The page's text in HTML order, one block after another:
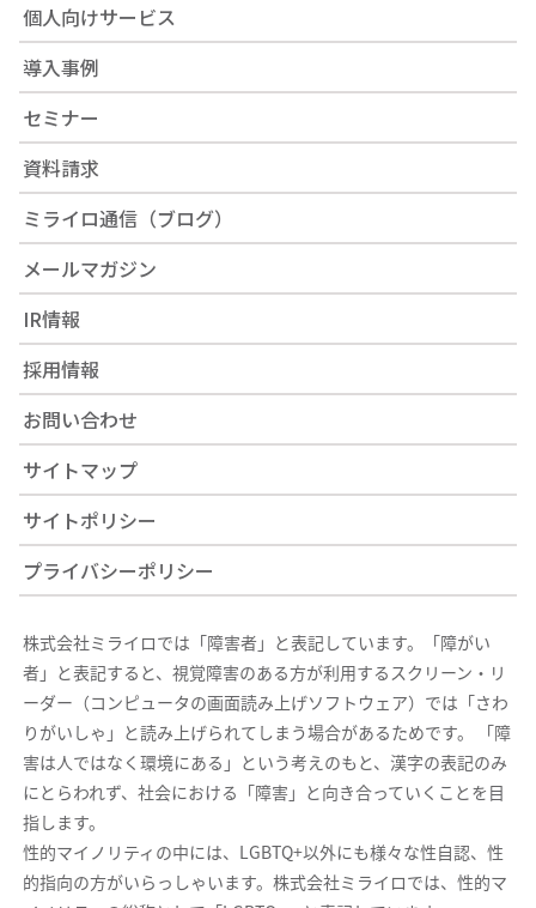
個人向けサービス
導入事例
セミナー
資料請求
ミライロ通信（ブログ）
メールマガジン
IR情報
採用情報
お問い合わせ
サイトマップ
サイトポリシー
プライバシーポリシー
株式会社ミライロでは「障害者」と表記しています。「障がい
者」と表記すると、視覚障害のある方が利用するスクリーン・リ
ーダー（コンピュータの画面読み上げソフトウェア）では「さわ
りがいしゃ」と読み上げられてしまう場合があるためです。 「障
害は人ではなく環境にある」という考えのもと、漢字の表記のみ
にとらわれず、社会における「障害」と向き合っていくことを目
指します。
性的マイノリティの中には、LGBTQ+以外にも様々な性自認、性
的指向の方がいらっしゃいます。株式会社ミライロでは、性的マ